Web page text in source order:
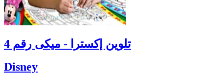
تلوين إكسترا - ميكى رقم 4
Disney